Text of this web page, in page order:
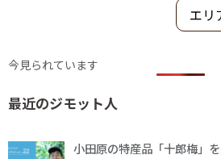
今見られています
最近のジモット人
小田原の特産品「十郎梅」